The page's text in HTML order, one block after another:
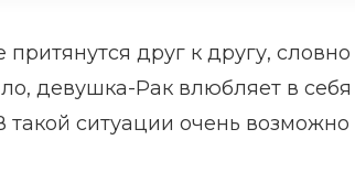
друг к другу, словно
девушка-Рак влюбляет в себя
такой ситуации очень возможно